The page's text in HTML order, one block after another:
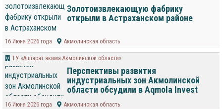
Золотоизвлекающую фабрику
открыли в Астраханском районе
16 Июня 2026 года Акмолинская область
ГУ «Аппарат акима Акмолинской области»
Перспективы развития
индустриальных зон Акмолинской
области обсудили в Aqmola Invest
16 Июня 2026 года Акмолинская область